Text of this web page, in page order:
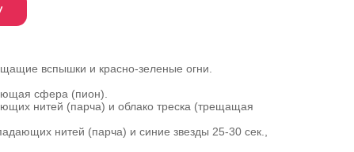
вспышки и красно-зеленые огни.
сфера (пион).
нитей (парча) и облако треска (трещащая
нитей (парча) и синие звезды 25-30 сек.,